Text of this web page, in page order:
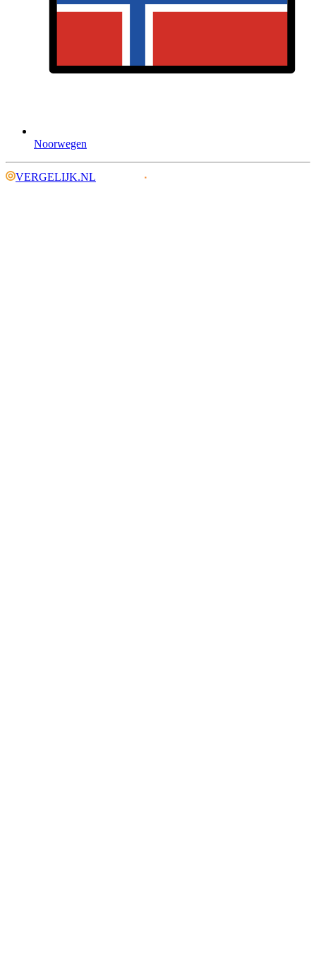
Noorwegen
VERGELIJK.NL